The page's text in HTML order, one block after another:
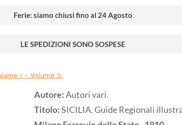
Ferie: siamo chiusi fino al 24 Agosto
LE SPEDIZIONI SONO SOSPESE
I - Volume II.
Autore:Autori vari.
Titolo:SICILIA. Guide Regionali